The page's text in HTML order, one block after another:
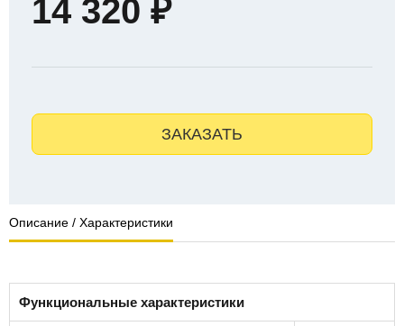
14 320 ₽
ЗАКАЗАТЬ
Описание / Характеристики
Функциональные характеристики